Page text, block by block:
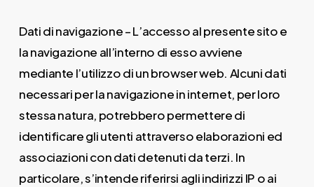
Dati di navigazione – L’accesso al presente sito e
la navigazione all’interno di esso avviene
mediante l’utilizzo di un browser web. Alcuni dati
necessari per la navigazione in internet, per loro
stessa natura, potrebbero permettere di
identificare gli utenti attraverso elaborazioni ed
associazioni con dati detenuti da terzi. In
particolare, s’intende riferirsi agli indirizzi IP o ai